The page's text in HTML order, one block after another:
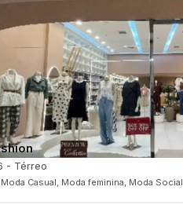
- Térreo
Casual, Moda feminina, Moda Social